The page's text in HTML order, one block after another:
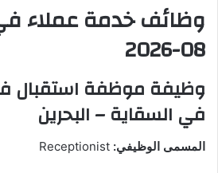
ت
ي
ا
08-2026
وظيفة موظفة استقبال
في السقاية – البحرين
المسمى الوظيفي: